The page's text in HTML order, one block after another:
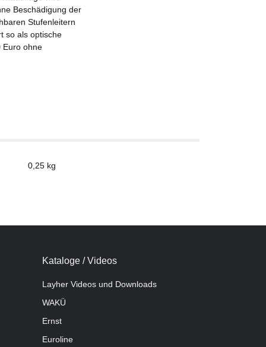
Beschädigung der
Stufenleitern
so als optische
Euro ohne
0,25 kg
Kataloge / Videos
Layher Videos und Downloads
WAKÜ
Ernst
Euroline